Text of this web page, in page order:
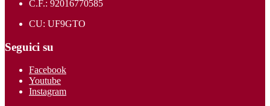
C.F.: 92016770585
CU: UF9GTO
Seguici su
Facebook
Youtube
Instagram